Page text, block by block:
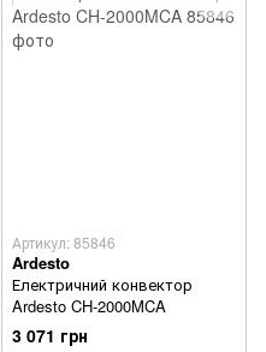
Артикул: 85846
Ardesto
Електричний конвектор
Ardesto CH-2000MCA
3 071 грн